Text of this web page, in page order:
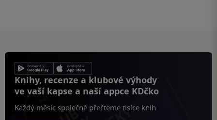
Knihy, recenze a klubové výhody
ve vaší kapse a naší appce KDčko
Každý měsíc společně přečteme tisíce knih